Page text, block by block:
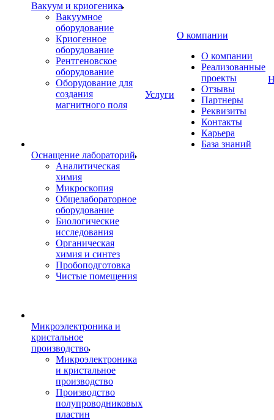
Вакуум и криогеника
Вакуумное
оборудование
Криогенное
оборудование
Рентгеновское
оборудование
Оборудование для
создания
магнитного поля
Оснащение лабораторий
Аналитическая
химия
Микроскопия
Общелабораторное
оборудование
Биологические
исследования
Органическая
химия и синтез
Пробоподготовка
Чистые помещения
Микроэлектроника и
кристальное
производство
Микроэлектроника
и кристальное
производство
Производство
полупроводниковых
пластин
Услуги
О компании
О компании
Реализованные
проекты
Отзывы
Партнеры
Реквизиты
Контакты
Карьера
База знаний